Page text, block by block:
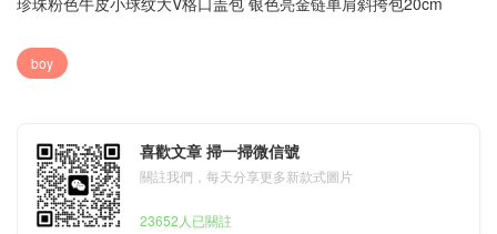
boy
喜歡文章 掃一掃微信號
關註我們，每天分享更多新款式圖片
23652人已關註